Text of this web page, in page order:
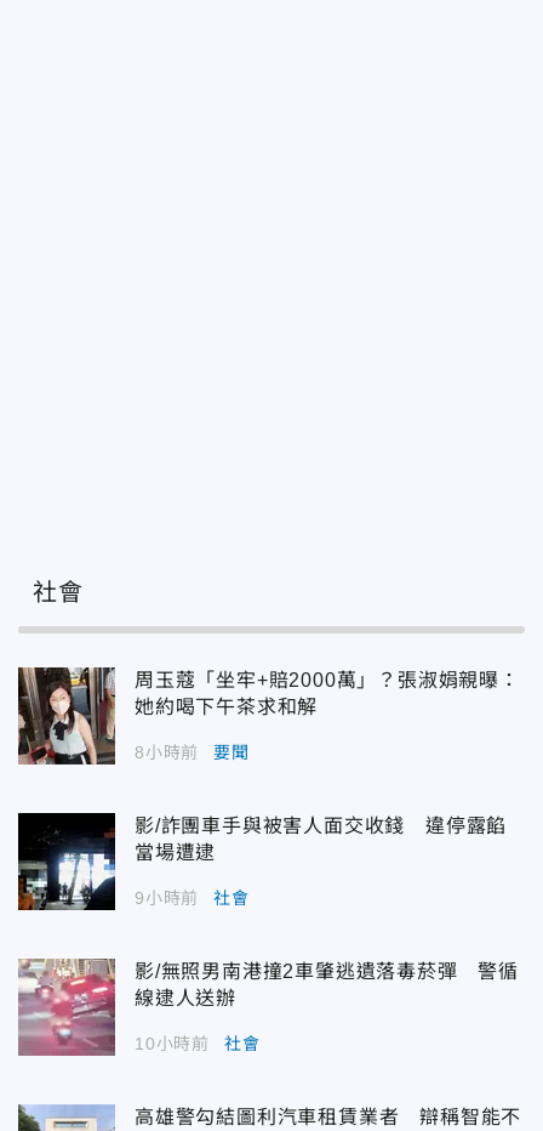
社會
周玉蔻「坐牢+賠2000萬」？張淑娟親曝：
她約喝下午茶求和解
8小時前 要聞
影/詐團車手與被害人面交收錢 違停露餡
當場遭逮
9小時前 社會
影/無照男南港撞2車肇逃遺落毒菸彈 警循
線逮人送辦
10小時前 社會
高雄警勾結圖利汽車租賃業者 辯稱智能不